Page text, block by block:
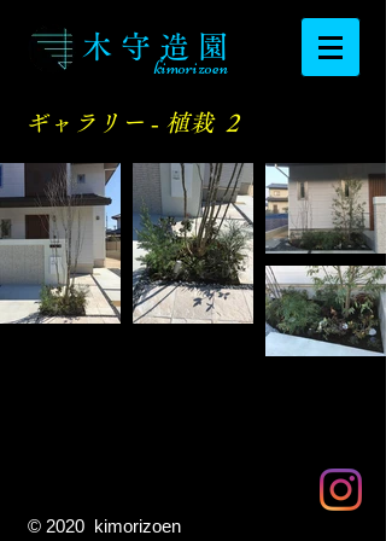
木 守 造 園
kimorizoen
​ギャラリー ‐ 植栽 2
© 2020 kimorizoen